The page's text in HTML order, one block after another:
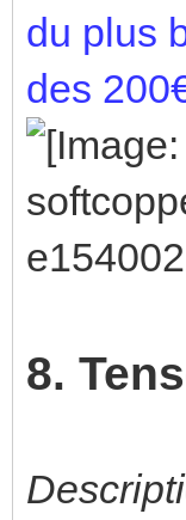
du plus
des
8.